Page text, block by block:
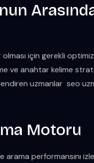
için gerekli
ve anahtar kelime
uzmanlar seo
Motoru
performansını